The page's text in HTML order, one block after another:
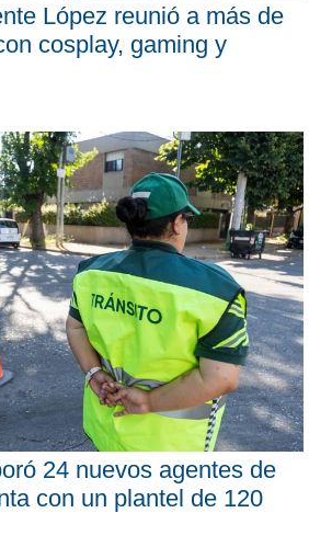
López reunió a más de
cosplay, gaming y
24 nuevos agentes de
con un plantel de 120